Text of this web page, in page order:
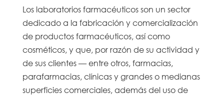
Los laboratorios farmacéuticos son un sector
dedicado a la fabricación y comercialización
de productos farmacéuticos, así como
cosméticos, y que, por razón de su actividad y
de sus clientes — entre otros, farmacias,
parafarmacias, clínicas y grandes o medianas
superficies comerciales, además del uso de